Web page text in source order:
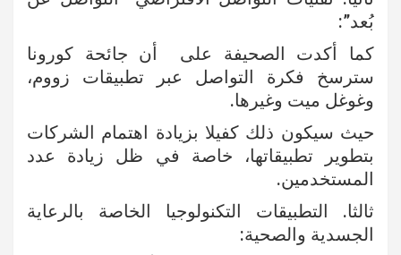
بُعد”:
كما أكدت الصحيفة على أن جائحة كورونا
سترسخ فكرة التواصل عبر تطبيقات زووم،
وغوغل ميت وغيرها.
حيث سيكون ذلك كفيلا بزيادة اهتمام الشركات
بتطوير تطبيقاتها، خاصة في ظل زيادة عدد
المستخدمين.
ثالثا. التطبيقات التكنولوجيا الخاصة بالرعاية
الجسدية والصحية: